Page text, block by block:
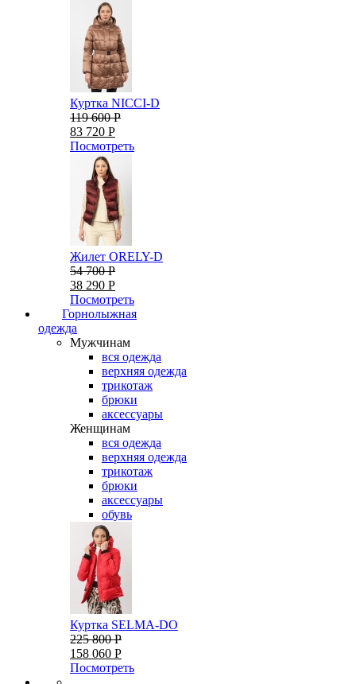
Куртка NICCI-D
119 600 Р
83 720 Р
Посмотреть
Жилет ORELY-D
54 700 Р
38 290 Р
Посмотреть
Горнолыжная
одежда
Мужчинам
вся одежда
верхняя одежда
трикотаж
брюки
аксессуары
Женщинам
вся одежда
верхняя одежда
трикотаж
брюки
аксессуары
обувь
Куртка SELMA-DO
225 800 Р
158 060 Р
Посмотреть